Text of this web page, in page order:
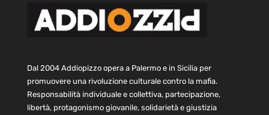
Dal 2004 Addiopizzo opera a Palermo e in Sicilia per
promuovere una rivoluzione culturale contro la mafia.
Responsabilità individuale e collettiva, partecipazione,
libertà, protagonismo giovanile, solidarietà e giustizia